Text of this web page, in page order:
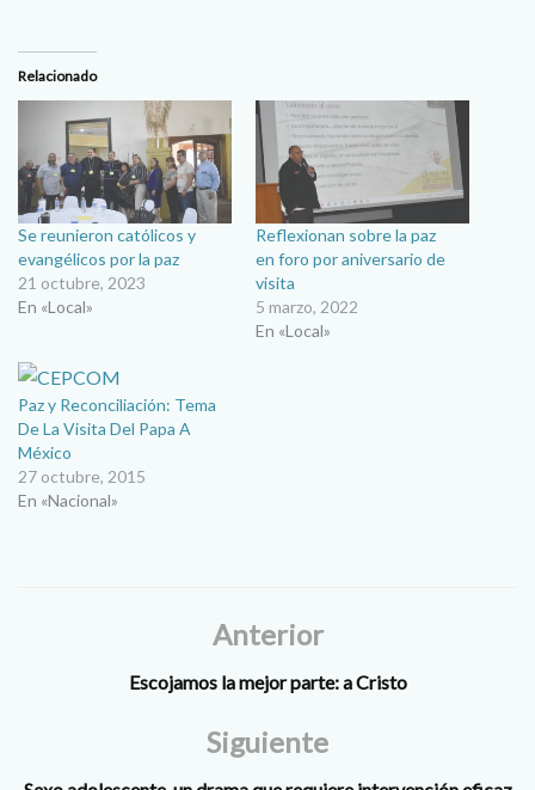
Relacionado
Se reunieron católicos y
evangélicos por la paz
21 octubre, 2023
En «Local»
Reflexionan sobre la paz
en foro por aniversario de
visita
5 marzo, 2022
En «Local»
Paz y Reconciliación: Tema
De La Visita Del Papa A
México
27 octubre, 2015
En «Nacional»
Anterior
Escojamos la mejor parte: a Cristo
Siguiente